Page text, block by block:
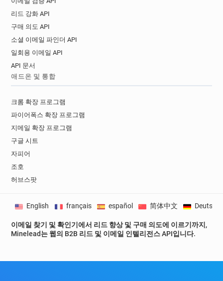
리드 강화 API
구매 의도 API
소셜 이메일 파인더 API
일회용 이메일 API
API 문서
애드온 및 통합
크롬 확장 프로그램
파이어폭스 확장 프로그램
지메일 확장 프로그램
구글 시트
자피어
조호
허브스팟
이메일 찾기 및 확인기에서 리드 향상 및 구매 의도에 이르기까지,
Minelead는 웹의 B2B 리드 및 이메일 인텔리전스 API입니다.
English français español 简体中文 Deutsch